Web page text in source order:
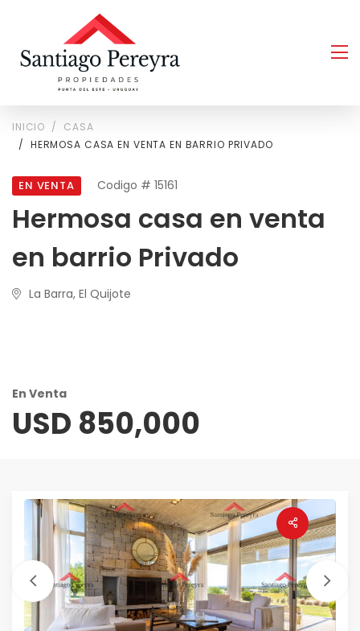
INICIO
CASA
HERMOSA CASA EN VENTA EN BARRIO PRIVADO
EN VENTA Codigo # 15161
Hermosa casa en venta
en barrio Privado
La Barra, El Quijote
En Venta
USD 850,000